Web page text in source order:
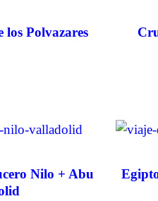
Polvazares
Nilo + Abu